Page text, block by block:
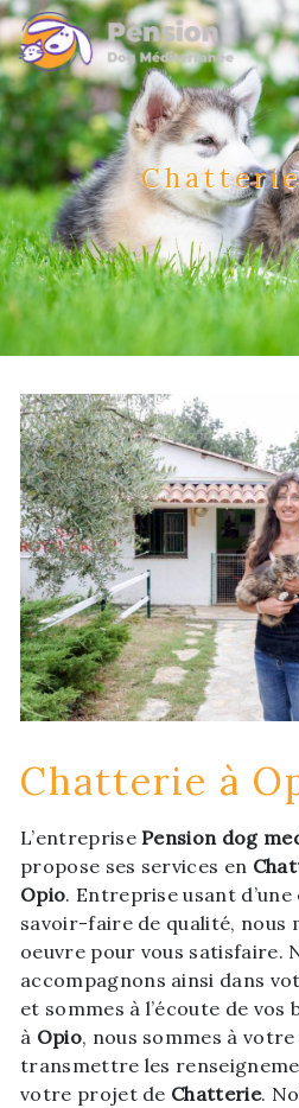
Panneau de gestion des cookies
Chatterie à
L’entreprisePension dog
propose ses services en
Opio. Entreprise usant d’une
savoir-faire de qualité, nous
oeuvre pour vous satisfaire.
accompagnons ainsi dans
et sommes à l’écoute de vos
à Opio, nous sommes à
transmettre les
votre projet de Chatterie.